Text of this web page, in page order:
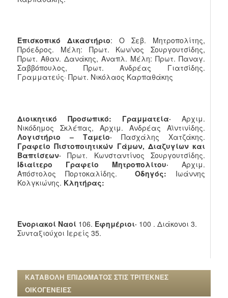
Επισκοπικό Δικαστήριο: Ο Σεβ. Μητροπολίτης,
Πρόεδρος. Μέλη: Πρωτ. Κων/νος Σουργουτσίδης,
Πρωτ. Αθαν. Δανάκης, Αναπλ. Μέλη: Πρωτ. Παναγ.
Σαββόπουλος, Πρωτ. Ανδρέας Γιατσίδης.
Γραμματεύς· Πρωτ. Νικόλαος Καρπαθάκης
Διοικητικό Προσωπικό: Γραμματεία· Αρχιμ.
Νικόδημος Σκλέπας, Αρχιμ. Ανδρέας Αϊντινίδης.
Λογιστήριο – Ταμείο· Πασχάλης Χατζάκης.
Γραφείο Πιστοποιητικών Γάμων, Διαζυγίων και
Βαπτίσεων· Πρωτ. Κωνσταντίνος Σουργουτσίδης.
Ιδιαίτερο Γραφείο Μητροπολίτου· Αρχιμ.
Απόστολος Πορτοκαλίδης.Οδηγός: Ιωάννης
Κολγκιώνης. Κλητήρας:
Ενοριακοί Ναοί 106. Εφημέριοι· 100 . Διάκονοι 3.
Συνταξιούχοι Ιερείς 35.
ΚΑΤΑΒΟΛΗ ΕΠΙΔΟΜΑΤΟΣ ΣΤΙΣ ΤΡΙΤΕΚΝΕΣ
ΟΙΚΟΓΕΝΕΙΕΣ